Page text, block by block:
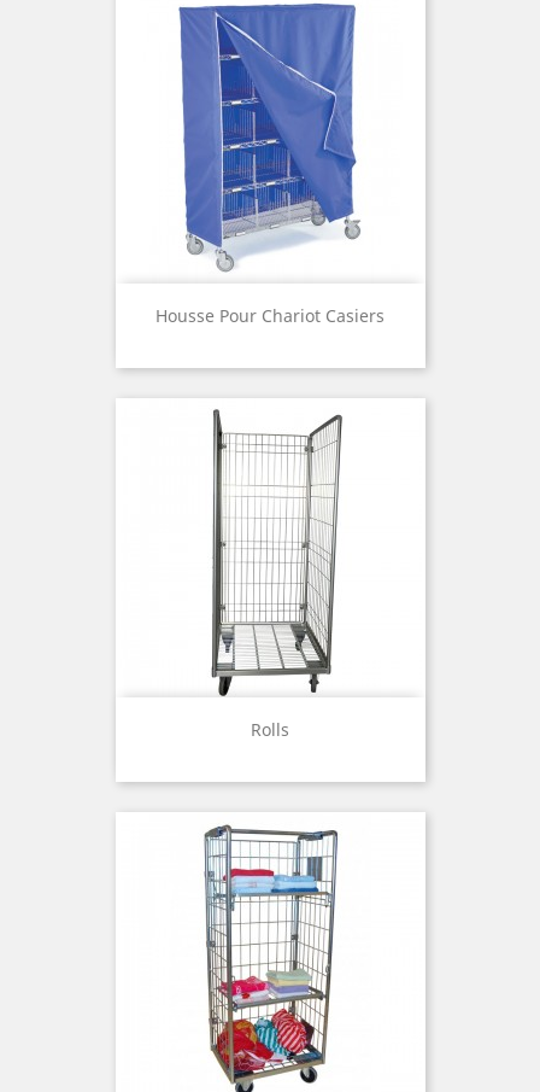
Housse Pour Chariot Casiers
Rolls